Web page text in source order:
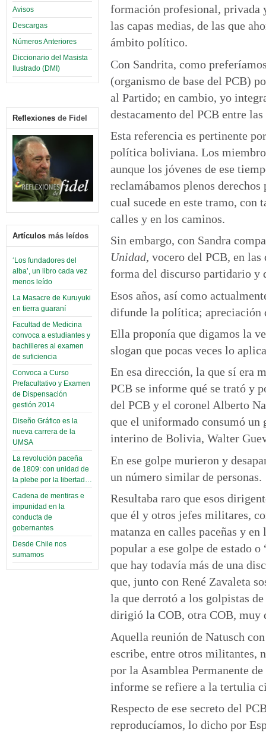
Avisos
Descargas
Números Anteriores
Diccionario del Masista
Ilustrado (DMI)
Reflexiones de Fidel
Artículos más leídos
‘Los fundadores del
alba’, un libro cada vez
menos leído
La Masacre de Kuruyuki
en tierra guaraní
Facultad de Medicina
convoca a estudiantes y
bachilleres al examen
de suficiencia
Convoca a Curso
Prefacultativo y Examen
de Dispensación
gestión 2014
Diseño Gráfico es la
nueva carrera de la
UMSA
La revolución paceña
de 1809: con unidad de
la plebe por la libertad…
Cadena de mentiras e
impunidad en la
conducta de
gobernantes
Desde Chile nos
sumamos
formación profesional, privada
las capas medias, de las que
ámbito político.
Con Sandrita, como
(organismo de base del PCB)
al Partido; en cambio, yo
destacamento del PCB entre
Esta referencia es pertinente
política boliviana. Los
aunque los jóvenes de ese
reclamábamos plenos
cual sucede en este tramo, con
calles y en los caminos.
Sin embargo, con Sandra
Unidad, vocero del PCB, en
forma del discurso partidario y
Esos años, así como
difunde la política; apreciación
Ella proponía que digamos la
slogan que pocas veces lo
En esa dirección, la que sí era
PCB se informe qué se trató y
del PCB y el coronel Alberto
que el uniformado consumó un
interino de Bolivia, Walter
En ese golpe murieron y
un número similar de personas.
Resultaba raro que esos
que él y otros jefes militares,
matanza en calles paceñas y
popular a ese golpe de estado
que hay todavía más de una
que, junto con René Zavaleta
la que derrotó a los golpistas
dirigió la COB, otra COB, muy
Aquella reunión de Natusch
escribe, entre otros militantes,
por la Asamblea Permanente
informe se refiere a la tertulia
Respecto de ese secreto del
reproducíamos, lo dicho por